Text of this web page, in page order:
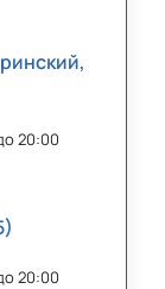
20:00
20:00